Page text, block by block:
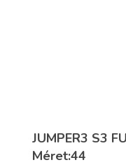
JUMPER3 S3
Méret:44